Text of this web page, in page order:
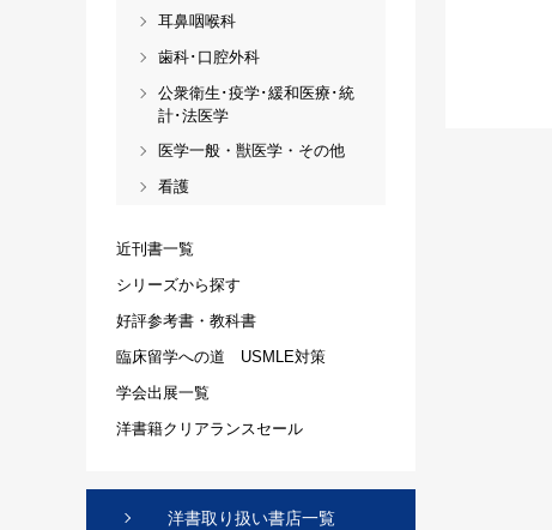
耳鼻咽喉科
歯科･口腔外科
公衆衛生･疫学･緩和医療･統
計･法医学
医学一般・獣医学・その他
看護
近刊書一覧
シリーズから探す
好評参考書・教科書
臨床留学への道 USMLE対策
学会出展一覧
洋書籍クリアランスセール
洋書取り扱い書店一覧